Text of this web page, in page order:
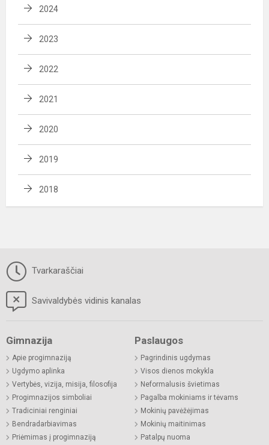
2024
2023
2022
2021
2020
2019
2018
Tvarkaraščiai
Savivaldybės vidinis kanalas
Gimnazija
Apie progimnaziją
Ugdymo aplinka
Vertybės, vizija, misija, filosofija
Progimnazijos simboliai
Tradiciniai renginiai
Bendradarbiavimas
Priėmimas į progimnaziją
Paslaugos
Pagrindinis ugdymas
Visos dienos mokykla
Neformalusis švietimas
Pagalba mokiniams ir tėvams
Mokinių pavėžėjimas
Mokinių maitinimas
Patalpų nuoma